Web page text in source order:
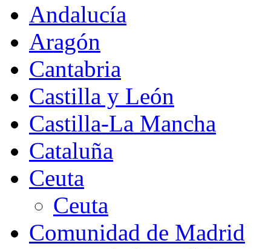
Andalucía
Aragón
Cantabria
Castilla y León
Castilla-La Mancha
Cataluña
Ceuta
Ceuta
Comunidad de Madrid